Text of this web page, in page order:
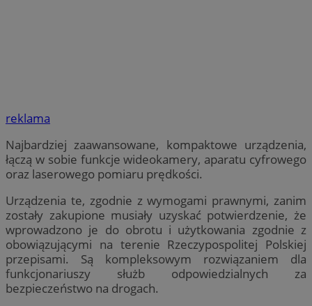
reklama
Najbardziej zaawansowane, kompaktowe urządzenia,
łączą w sobie funkcje wideokamery, aparatu cyfrowego
oraz laserowego pomiaru prędkości.
Urządzenia te, zgodnie z wymogami prawnymi, zanim
zostały zakupione musiały uzyskać potwierdzenie, że
wprowadzono je do obrotu i użytkowania zgodnie z
obowiązującymi na terenie Rzeczypospolitej Polskiej
przepisami. Są kompleksowym rozwiązaniem dla
funkcjonariuszy służb odpowiedzialnych za
bezpieczeństwo na drogach.